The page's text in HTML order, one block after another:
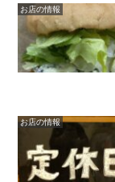
お店の情報
お店の情報